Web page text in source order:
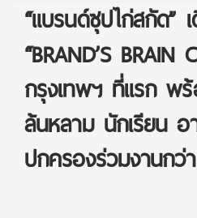
“แบรนด์ซุปไก่สกัด”
“BRAND’S BRAIN
กรุงเทพฯ ที่แรก พ
ล้นหลาม นักเรียน อ
ปกครองร่วมงานก